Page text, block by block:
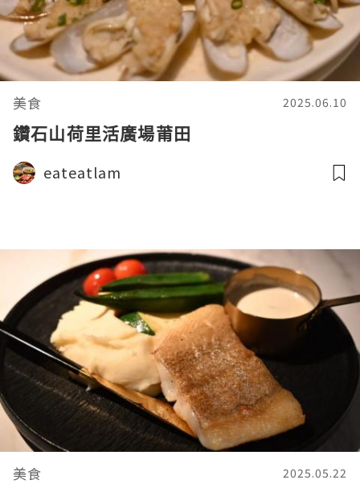
美食 2025.06.10
鑽石山荷里活廣場莆田
eateatlam
美食 2025.05.22